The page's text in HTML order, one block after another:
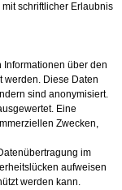
schriftlicher Erlaubnis
Informationen über den
werden. Diese Daten
sind anonymisiert.
Eine
Zwecken,
im
aufweisen
werden kann.